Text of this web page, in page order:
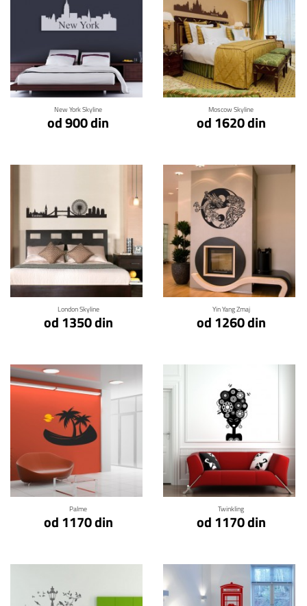
New York Skyline
od 900 din
Klikni za detalje
Moscow Skyline
od 1620 din
Klikni za detalje
London Skyline
od 1350 din
Klikni za detalje
Yin Yang Zmaj
od 1260 din
Klikni za detalje
Palme
od 1170 din
Klikni za detalje
Twinkling
od 1170 din
Klikni za detalje